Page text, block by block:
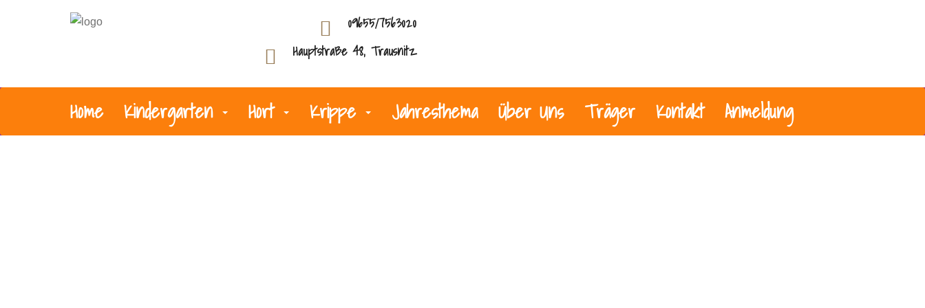
09655/7563020
Hauptstraße 48, Trausnitz
Home Kindergarten Hort Krippe Jahresthema Über Uns Träger Kontakt Anmeldung